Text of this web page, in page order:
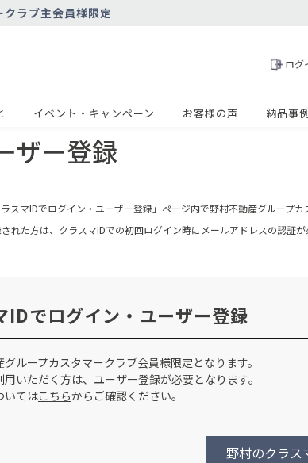
ラブ主会員様限定
ログ
イベント・キャンペーン お客様の声 納品事例
ザー登録
マIDでログイン・ユーザー登録」ページ内で野村不動産グループ
た方は、クラスマIDでの初回ログイン時にメールアドレスの認証が
IDでログイン・ユーザー登録
ループカスタマークラブ会員様限定となります。
いただく方は、ユーザー登録が必要となります。
いてはこちらからご確認ください。
野村のクラス